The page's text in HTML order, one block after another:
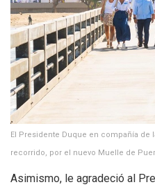
El Presidente Duque en compañía de
recorrido, por el nuevo Muelle de
Asimismo, le agradeció al